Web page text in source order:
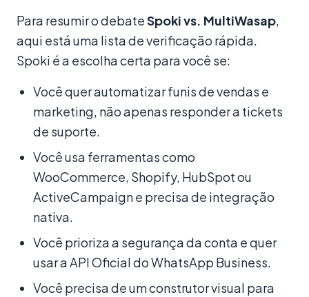
Para resumir o debateSpoki vs. MultiWasap,
aqui está uma lista de verificação rápida.
Spoki é a escolha certa para você se:
Você quer automatizar funis de vendas e
marketing, não apenas responder a tickets
de suporte.
Você usa ferramentas como
WooCommerce, Shopify, HubSpot ou
ActiveCampaign e precisa de integração
nativa.
Você prioriza a segurança da conta e quer
usar a API Oficial do WhatsApp Business.
Você precisa de um construtor visual para